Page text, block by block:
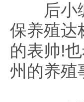
后小编
保养殖达
的表帅!
州的养殖